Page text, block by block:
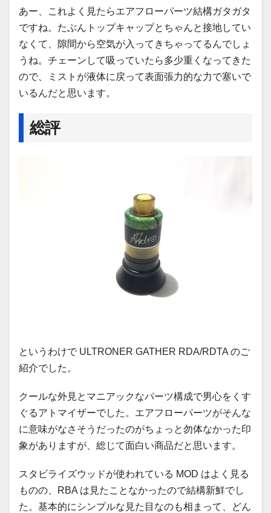
あー、これよく見たらエアフローパーツ結構ガタガタ
ですね。たぶんトップキャップとちゃんと接地してい
なくて、隙間から空気が入ってきちゃってるんでしょ
うね。チェーンして吸っていたら多少重くなってきた
ので、ミストが液体に戻って表面張力的な力で塞いで
いるんだと思います。
総評
というわけで ULTRONER GATHER RDA/RDTA のご
紹介でした。
クールな外見とマニアックなパーツ構成で男心をくす
ぐるアトマイザーでした。エアフローパーツがそんな
に意味がなさそうだったのがちょっと勿体なかった印
象がありますが、総じて面白い商品だと思います。
スタビライズウッドが使われている MOD はよく見る
ものの、RBA は見たことなかったので結構新鮮でし
た。基本的にシンプルな見た目なのも相まって、どん